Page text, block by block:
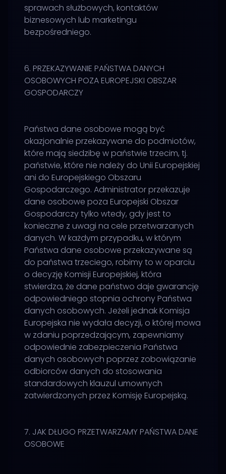
sprawach służbowych, kontaktów
biznesowych lub marketingu
bezpośredniego.
6. PRZEKAZYWANIE PAŃSTWA DANYCH
OSOBOWYCH POZA EUROPEJSKI OBSZAR
GOSPODARCZY
Państwa dane osobowe mogą być
okazjonalnie przekazywane do podmiotów,
które mają siedzibę w państwie trzecim, tj.
państwie, które nie należy do Unii Europejskiej
ani do Europejskiego Obszaru
Gospodarczego. Administrator przekazuje
dane osobowe poza Europejski Obszar
Gospodarczy tylko wtedy, gdy jest to
konieczne z uwagi na cele przetwarzanych
danych. W każdym przypadku, w którym
Państwa dane osobowe przekazywane są
do państwa trzeciego, robimy to w oparciu
o decyzję Komisji Europejskiej, która
stwierdza, że dane państwo daje gwarancję
odpowiedniego stopnia ochrony Państwa
danych osobowych. Jeżeli jednak Komisja
Europejska nie wydała decyzji, o której mowa
w zdaniu poprzedzającym, zapewniamy
odpowiednie zabezpieczenia Państwa
danych osobowych poprzez zobowiązanie
odbiorców danych do stosowania
standardowych klauzul umownych
zatwierdzonych przez Komisję Europejską.
7. JAK DŁUGO PRZETWARZAMY PAŃSTWA DANE
OSOBOWE